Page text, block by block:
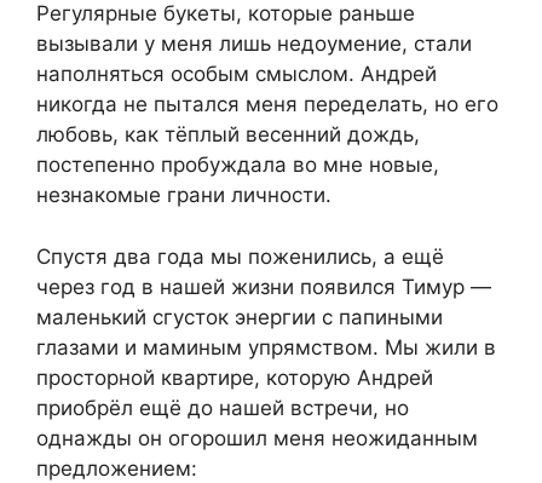
Регулярные букеты, которые раньше
вызывали у меня лишь недоумение, стали
наполняться особым смыслом. Андрей
никогда не пытался меня переделать, но его
любовь, как тёплый весенний дождь,
постепенно пробуждала во мне новые,
незнакомые грани личности.
Спустя два года мы поженились, а ещё
через год в нашей жизни появился Тимур —
маленький сгусток энергии с папиными
глазами и маминым упрямством. Мы жили в
просторной квартире, которую Андрей
приобрёл ещё до нашей встречи, но
однажды он огорошил меня неожиданным
предложением: